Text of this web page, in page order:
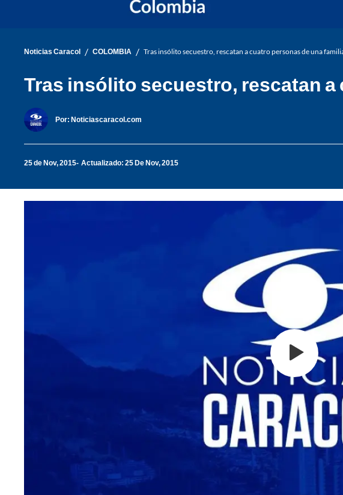
Noticias Caracol / COLOMBIA / Tras insólito secuestro, rescatan a cuatro personas de una
Tras insólito secuestro, rescatan
Por: Noticiascaracol.com
25 de Nov, 2015 Actualizado: 25 De Nov, 2015